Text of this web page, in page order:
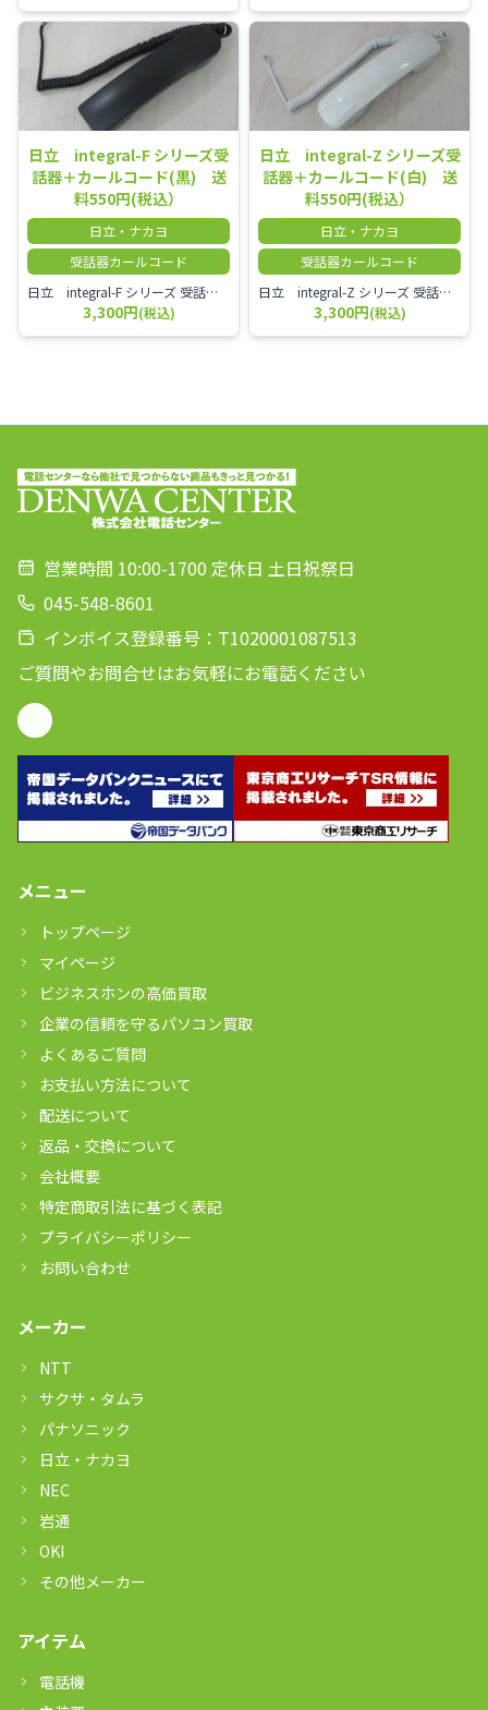
日立 integral-F シリーズ受
話器＋カールコード(黒) 送
料550円(税込）
日立・ナカヨ
受話器カールコード
日立 integral-F シリーズ 受話器＋カールコード セット（白）／本商品は中古品となります。 写真では分かりにくいキズ・汚れなどの使用感があります。 経年変化で日焼けの色味が強くなる場合がございます。 予めご理解・ご了承頂きますようお願いいたします。
3,300円(税込)
日立 integral-Z シリーズ受
話器＋カールコード(白) 送
料550円(税込）
日立・ナカヨ
受話器カールコード
日立 integral-Z シリーズ 受話器＋カールコード セット（白）／本商品は中古品となります。 写真では分かりにくいキズ・汚れなどの使用感があります。 経年変化で日焼けの色味が強くなる場合がございます。 予めご理解・ご了承頂きますようお願いいたします。
3,300円(税込)
営業時間 10:00-1700 定休日 土日祝祭日
045-548-8601
インボイス登録番号：T1020001087513
ご質問やお問合せはお気軽にお電話ください
メニュー
トップページ
マイページ
ビジネスホンの高価買取
企業の信頼を守るパソコン買取
よくあるご質問
お支払い方法について
配送について
返品・交換について
会社概要
特定商取引法に基づく表記
プライバシーポリシー
お問い合わせ
メーカー
NTT
サクサ・タムラ
パナソニック
日立・ナカヨ
NEC
岩通
OKI
その他メーカー
アイテム
電話機